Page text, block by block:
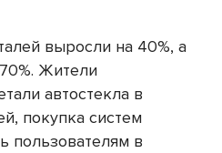
выросли на 40%, а
Жители
автостекла в
покупка систем
пользователям в